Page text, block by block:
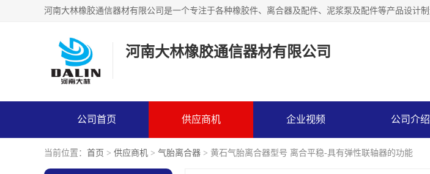
河南大林橡胶通信器材有限公司
公司首页 供应商机 企业视频 公司介绍
当前位置： 首页 > 供应商机 > 气胎离合器 > 黄石气胎离合器型号 离合平稳-具有弹性联轴器的功能